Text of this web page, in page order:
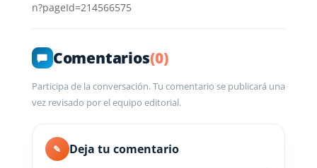
n?pageId=214566575
Comentarios(0)
Participa de la conversación. Tu comentario se publicará una
vez revisado por el equipo editorial.
✎ Deja tu comentario